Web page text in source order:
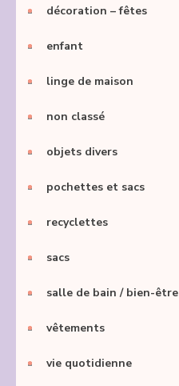
décoration – fêtes
enfant
linge de maison
non classé
objets divers
pochettes et sacs
recyclettes
sacs
salle de bain / bien-être
vêtements
vie quotidienne